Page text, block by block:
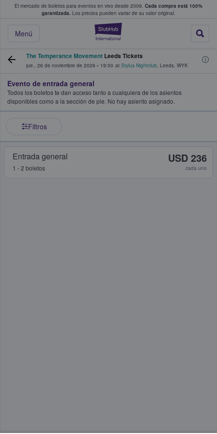
El mercado de boletos para eventos en vivo desde 2009. Cada compra está 100%
garantizada. Los precios pueden variar de su valor original.
StubHub: donde
Menú
fans compran y venden boletos
The Temperance Movement Leeds Tickets
jue., 26 de noviembre de 2026 • 19:00 at Stylus Nightclub, Leeds, WYK
Evento de entrada general
Todos los boletos te dan acceso tanto a cualquiera de los asientos
disponibles como a la sección de pie. No hay asiento asignado.
Filtros
Entrada general
1 - 2 boletos
USD 236
cada uno